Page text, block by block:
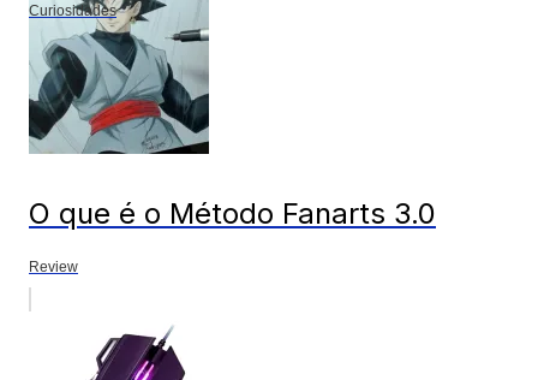
Curiosidades
O que é o Método Fanarts 3.0
Review